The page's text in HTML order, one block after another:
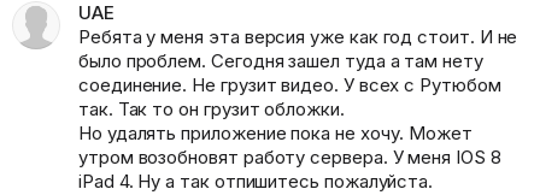
UAE
Ребята у меня эта версия уже как год стоит. И не
было проблем. Сегодня зашел туда а там нету
соединение. Не грузит видео. У всех с Рутюбом
так. Так то он грузит обложки.
Но удалять приложение пока не хочу. Может
утром возобновят работу сервера. У меня IOS 8
iPad 4. Ну а так отпишитесь пожалуйста.